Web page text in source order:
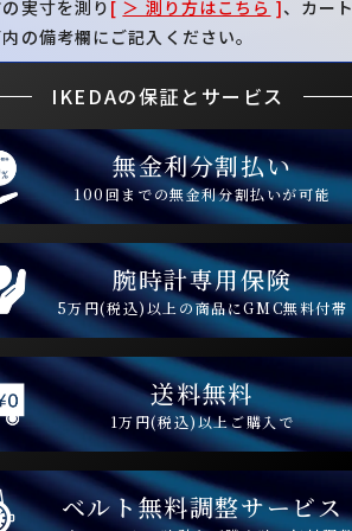
実寸を測り [ ＞ 測り方はこちら ]、カート
の備考欄にご記入ください。
IKEDAの保証とサービス
無金利分割払い
100回までの無金利分割払いが可能
腕時計専用保険
5万円(税込)以上の商品にGMC無料付帯
送料無料
1万円(税込)以上ご購入で
ベルト無料調整サービス